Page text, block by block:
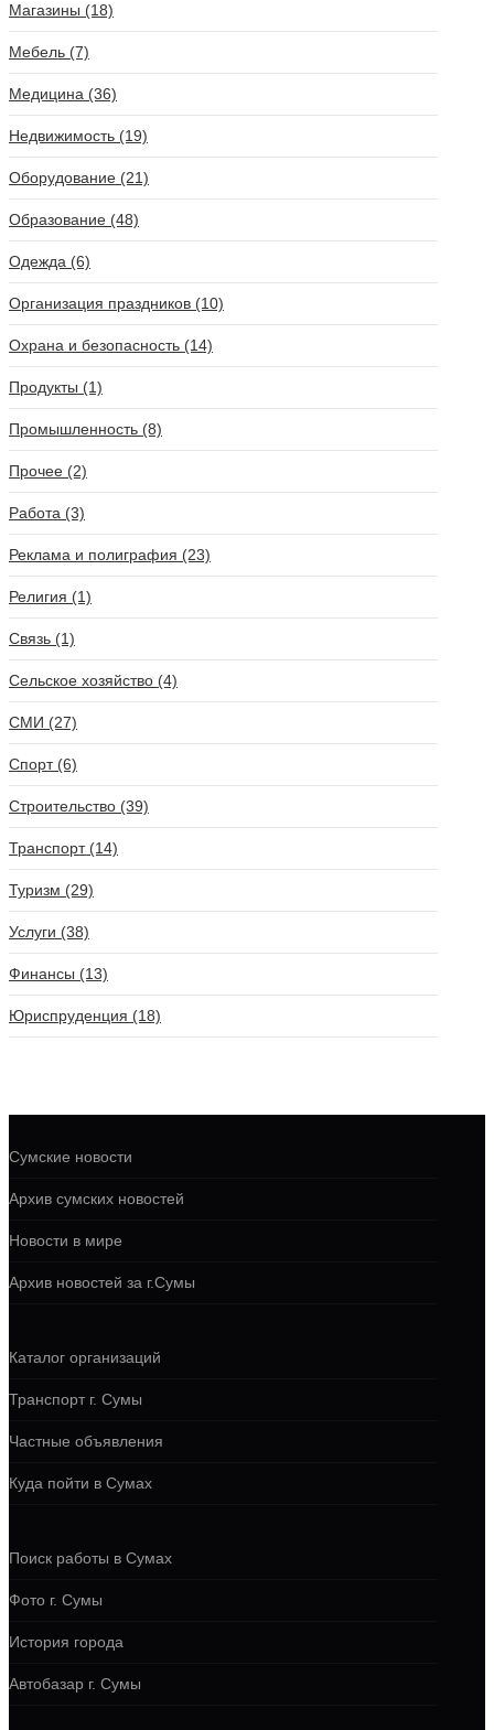
Магазины (18)
Мебель (7)
Медицина (36)
Недвижимость (19)
Оборудование (21)
Образование (48)
Одежда (6)
Организация праздников (10)
Охрана и безопасность (14)
Продукты (1)
Промышленность (8)
Прочее (2)
Работа (3)
Реклама и полиграфия (23)
Религия (1)
Связь (1)
Сельское хозяйство (4)
СМИ (27)
Спорт (6)
Строительство (39)
Транспорт (14)
Туризм (29)
Услуги (38)
Финансы (13)
Юриспруденция (18)
Сумские новости
Архив сумских новостей
Новости в мире
Архив новостей за г.Сумы
Каталог организаций
Транспорт г. Сумы
Частные объявления
Куда пойти в Сумах
Поиск работы в Сумах
Фото г. Сумы
История города
Автобазар г. Сумы